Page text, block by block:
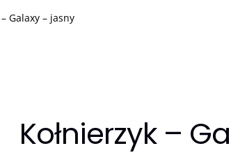
Galaxy – jasny
Kołnierzyk –